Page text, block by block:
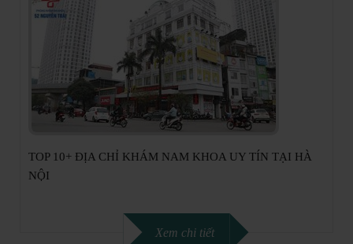
ĐỊA CHỈ KHÁM NAM KHOA UY TÍN TẠI HÀ NỘI –
PHÒNG KHÁM NAM HỌC 52 NGUYỄN TRÃI
Xem chi tiết